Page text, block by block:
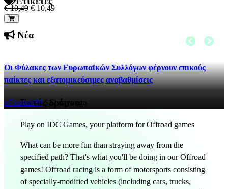
€ 10,49 € 10,49
Νέα
Οι Φύλακες των Ευρωπαϊκών Συλλόγων φέρνουν επικούς
παίκτες και εξατομικεύσιμες αναβαθμίσεις
eFootball™ 522 days ago
Εκτός δρόμου
Play on IDC Games, your platform for Offroad games
What can be more fun than straying away from the
specified path? That's what you'll be doing in our Offroad
games! Offroad racing is a form of motorsports consisting
of specially-modified vehicles (including cars, trucks,